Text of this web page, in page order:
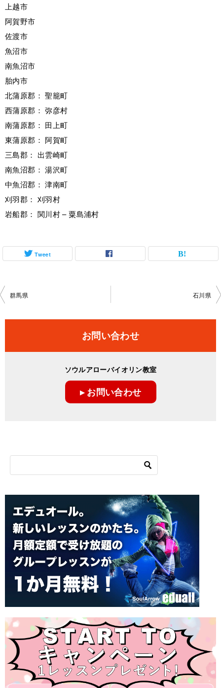
上越市
阿賀野市
佐渡市
魚沼市
南魚沼市
胎内市
北蒲原郡： 聖籠町
西蒲原郡： 弥彦村
南蒲原郡： 田上町
東蒲原郡： 阿賀町
三島郡： 出雲崎町
南魚沼郡： 湯沢町
中魚沼郡： 津南町
刈羽郡： 刈羽村
岩船郡： 関川村 – 粟島浦村
Tweet
投
ビ
群馬県 石川県
お問い合わせ
ソウルアローバイオリン教室
▸ お問い合わせ